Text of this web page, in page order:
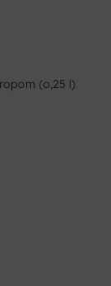
(o,25 l)